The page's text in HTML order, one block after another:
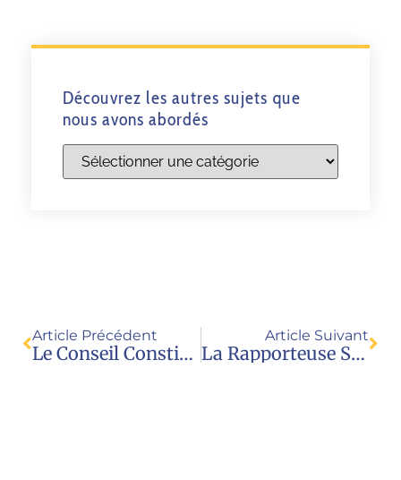
Découvrez les autres sujets que
nous avons abordés
Article Précédent
Le Conseil Constitutionnel Valide L’absence De Congé De Paternité/accueil De L’homme Qui Vit Avec Le Père De L’enfant Obtenu Par GPA
Article Suivant
La Rapporteuse Spéciale De L’ONU Sur Les Violences Faites Aux Femmes Demande L’abolition De La GPA Sous Toutes Ses Formes